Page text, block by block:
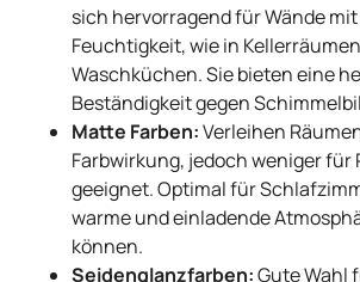
sich hervorragend für Wände
Feuchtigkeit, wie in
Waschküchen. Sie bieten eine
Beständigkeit gegen
Matte Farben:Verleihen
Farbwirkung, jedoch weniger für
geeignet. Optimal für
warme und einladende
können.
Seidenglanzfarben:Gute Wahl